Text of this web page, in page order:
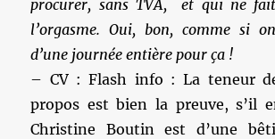
procurer, sans TVA, et qui ne
l’orgasme. Oui, bon, comme si
d’une journée entière pour ça !
– CV : Flash info : La teneur
propos est bien la preuve, s’il
Christine Boutin est d’une